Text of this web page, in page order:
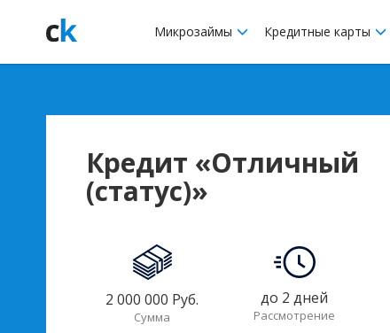
Микрозаймы Кредитные карты
Кредит «Отличный
(статус)»
2 000 000 Руб.
Сумма
до 2 дней
Рассмотрение